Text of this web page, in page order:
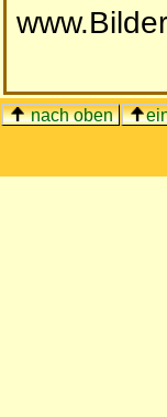
nach oben